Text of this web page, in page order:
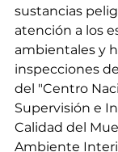
sustancias
atención a los
ambientales y
inspecciones
del "Centro
Supervisión e
Calidad del
Ambiente